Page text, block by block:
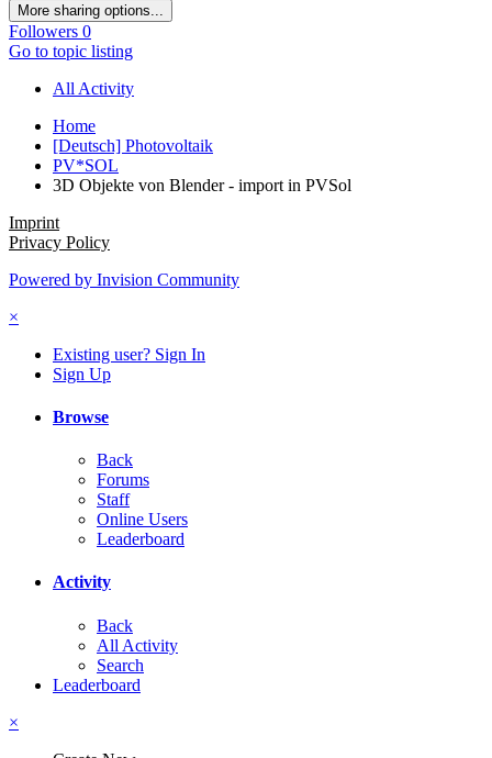
More sharing options...
Followers 0
Go to topic listing
All Activity
Home
[Deutsch] Photovoltaik
PV*SOL
3D Objekte von Blender - import in PVSol
Imprint
Privacy Policy
Powered by Invision Community
×
Existing user? Sign In
Sign Up
Browse
Back
Forums
Staff
Online Users
Leaderboard
Activity
Back
All Activity
Search
Leaderboard
×